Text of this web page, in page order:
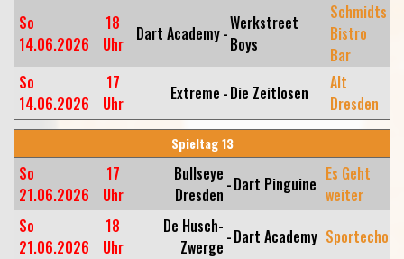
So
14.06.2026
18
Uhr
Dart Academy-Werkstreet
Boys
Schmidts
Bistro
Bar
So
14.06.2026
17
Uhr
Extreme -Die Zeitlosen
Alt
Dresden
Spieltag 13
So
21.06.2026
17
Uhr
Bullseye
Dresden -Dart Pinguine Es Geht
weiter
So
21.06.2026
18
Uhr
De Husch-
Zwerge -Dart Academy Sportecho